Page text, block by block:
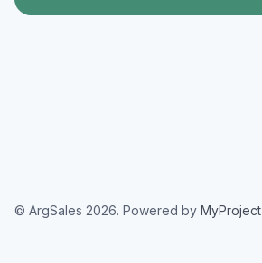
© ArgSales 2026. Powered by MyProject